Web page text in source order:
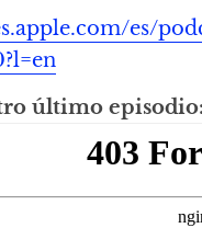
es/
último episodio: